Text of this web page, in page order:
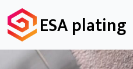
ESA plating